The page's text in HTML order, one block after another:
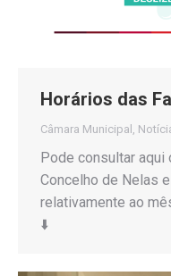
Horários das
Câmara Municipal ,
Pode consultar aqui
Concelho de Nelas
relativamente ao
⬇️